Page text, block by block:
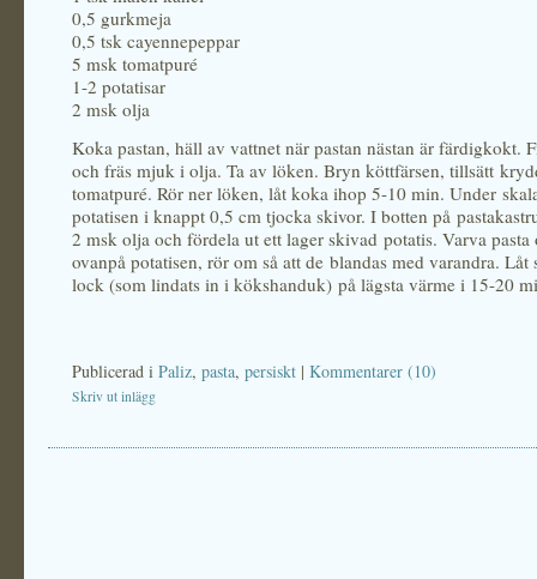
0,5 gurkmeja
0,5 tsk cayennepeppar
5 msk tomatpuré
1-2 potatisar
2 msk olja
Koka pastan, häll av vattnet när pastan nästan är färdigkokt.
och fräs mjuk i olja. Ta av löken. Bryn köttfärsen, tillsätt
tomatpuré. Rör ner löken, låt koka ihop 5-10 min. Under
potatisen i knappt 0,5 cm tjocka skivor. I botten på
2 msk olja och fördela ut ett lager skivad potatis. Varva pasta
ovanpå potatisen, rör om så att de blandas med varandra. Låt
lock (som lindats in i kökshanduk) på lägsta värme i 15-20
Publicerad i Paliz, pasta, persiskt | Kommentarer (10)
Skriv ut inlägg